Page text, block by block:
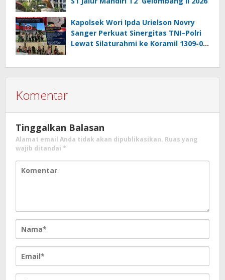
Kapolsek Wori Ipda Urielson Novry
Sanger Perkuat Sinergitas TNI–Polri
Lewat Silaturahmi ke Koramil 1309-05
Komentar
Tinggalkan Balasan
Alamat email Anda tidak akan dipublikasikan. Ruas yang
wajib ditandai *